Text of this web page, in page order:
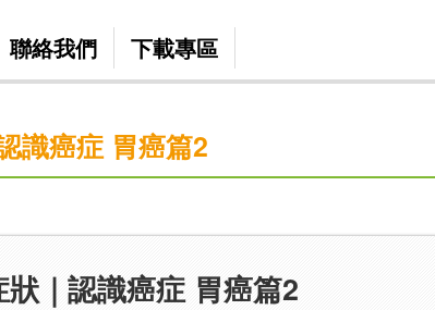
聯絡我們 下載專區
識癌症 胃癌篇2
｜認識癌症 胃癌篇2